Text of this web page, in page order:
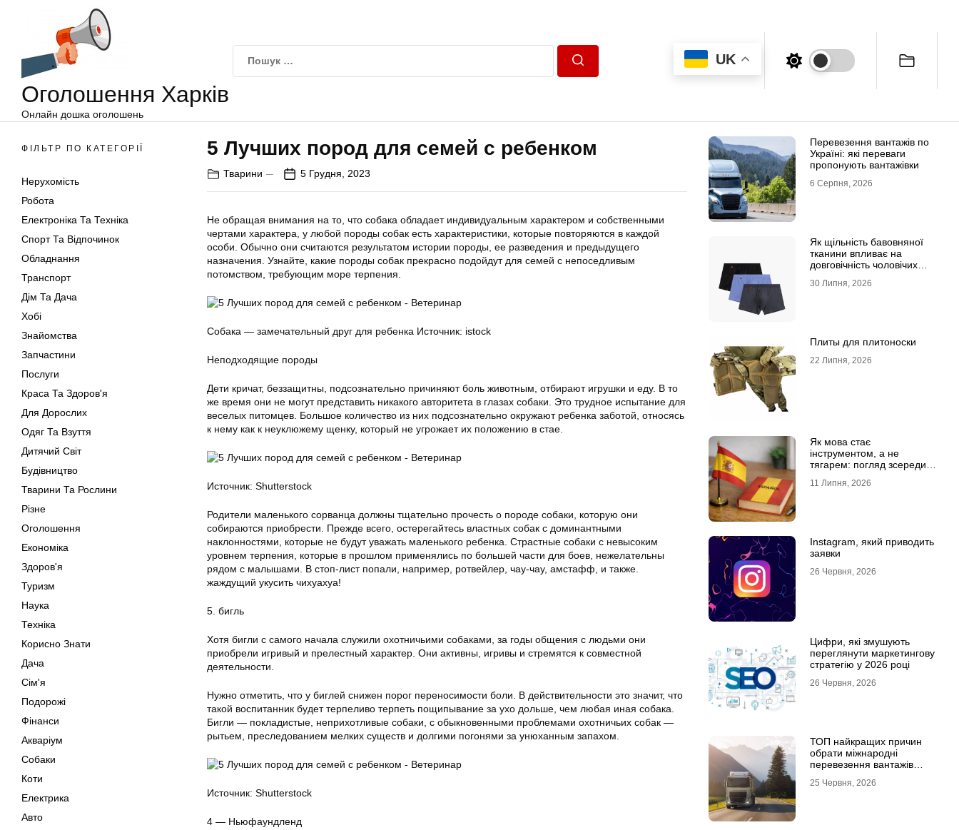
Оголошення Харків
Онлайн дошка оголошень
UK
ФІЛЬТР ПО КАТЕГОРІЇ
Нерухомість
Робота
Електроніка Та Техніка
Спорт Та Відпочинок
Обладнання
Транспорт
Дім Та Дача
Хобі
Знайомства
Запчастини
Послуги
Краса Та Здоров'я
Для Дорослих
Одяг Та Взуття
Дитячий Світ
Будівництво
Тварини Та Рослини
Різне
Оголошення
Економіка
Здоров'я
Туризм
Наука
Техніка
Корисно Знати
Дача
Сім'я
Подорожі
Фінанси
Акваріум
Собаки
Коти
Електрика
Авто
5 Лучших пород для семей с ребенком
Тварини 5 Грудня, 2023
Не обращая внимания на то, что собака обладает индивидуальным характером и собственными
чертами характера, у любой породы собак есть характеристики, которые повторяются в каждой
особи. Обычно они считаются результатом истории породы, ее разведения и предыдущего
назначения. Узнайте, какие породы собак прекрасно подойдут для семей с непоседливым
потомством, требующим море терпения.
Собака — замечательный друг для ребенка Источник: istock
Неподходящие породы
Дети кричат, беззащитны, подсознательно причиняют боль животным, отбирают игрушки и еду. В то
же время они не могут представить никакого авторитета в глазах собаки. Это трудное испытание для
веселых питомцев. Большое количество из них подсознательно окружают ребенка заботой, относясь
к нему как к неуклюжему щенку, который не угрожает их положению в стае.
Источник: Shutterstock
Родители маленького сорванца должны тщательно прочесть о породе собаки, которую они
собираются приобрести. Прежде всего, остерегайтесь властных собак с доминантными
наклонностями, которые не будут уважать маленького ребенка. Страстные собаки с невысоким
уровнем терпения, которые в прошлом применялись по большей части для боев, нежелательны
рядом с малышами. В стоп-лист попали, например, ротвейлер, чау-чау, амстафф, и также.
жаждущий укусить чихуахуа!
5. бигль
Хотя бигли с самого начала служили охотничьими собаками, за годы общения с людьми они
приобрели игривый и прелестный характер. Они активны, игривы и стремятся к совместной
деятельности.
Нужно отметить, что у биглей снижен порог переносимости боли. В действительности это значит, что
такой воспитанник будет терпеливо терпеть пощипывание за ухо дольше, чем любая иная собака.
Бигли — покладистые, неприхотливые собаки, с обыкновенными проблемами охотничьих собак —
рытьем, преследованием мелких существ и долгими погонями за унюханным запахом.
Источник: Shutterstock
4 — Ньюфаундленд
Перевезення вантажів по
Україні: які переваги
пропонують вантажівки
6 Серпня, 2026
Як щільність бавовняної
тканини впливає на
довговічність чоловічих
30 Липня, 2026
Плиты для плитоноски
22 Липня, 2026
Як мова стає
інструментом, а не
тягарем: погляд зсередини
11 Липня, 2026
Instagram, який приводить
заявки
26 Червня, 2026
Цифри, які змушують
переглянути маркетингову
стратегію у 2026 році
26 Червня, 2026
ТОП найкращих причин
обрати міжнародні
перевезення вантажів
25 Червня, 2026